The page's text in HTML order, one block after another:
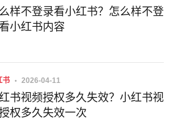
样不登录看小红书？怎么样不登
小红书内容
书 2026-04-11
书视频授权多久失效？小红书视
权多久失效一次